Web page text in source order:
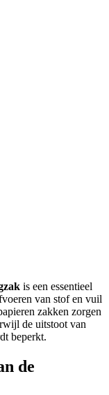
is een essentieel
van stof en vuil
zakken zorgen
de uitstoot van
beperkt.
de